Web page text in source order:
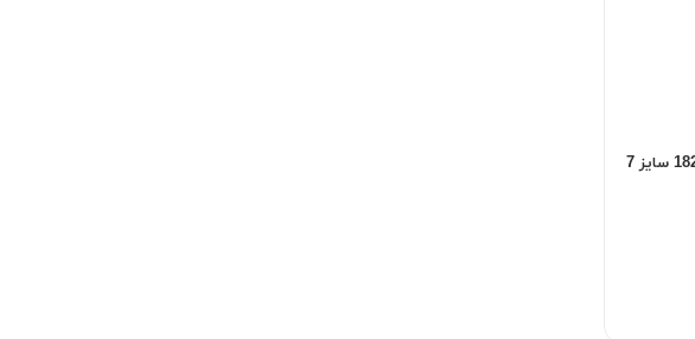
انبردست هنس مدل 7-1820 سایز 7